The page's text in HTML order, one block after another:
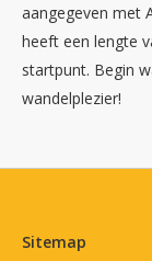
aangegeven met
heeft een lengte
startpunt. Begin
wandelplezier!
Sitemap